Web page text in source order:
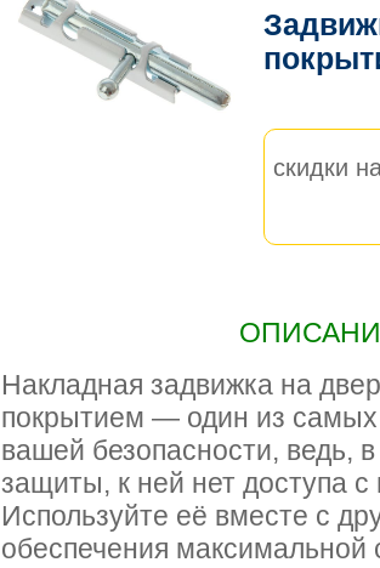
скидки
Накладная задвижка на
покрытием — один из
вашей безопасности, ведь,
защиты, к ней нет доступа
Используйте её вместе с
обеспечения максимальной